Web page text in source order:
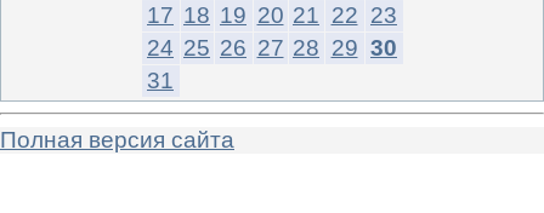
17 18 19 20 21 22 23
24 25 26 27 28 29 30
31
Полная версия сайта